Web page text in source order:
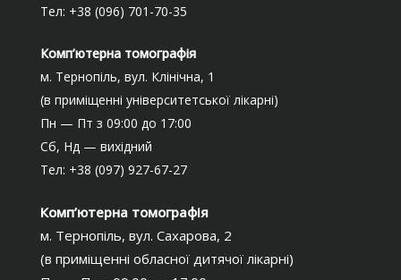
Тел: +38 (096) 701-70-35
Комп’ютерна томографія
м. Тернопіль, вул. Клінічна, 1
(в приміщенні університетської лікарні)
Пн — Пт з 09:00 до 17:00
Сб, Нд — вихідний
Тел: +38 (097) 927-67-27
Комп’ютерна томографія
м. Тернопіль, вул. Сахарова, 2
(в приміщенні обласної дитячої лікарні)